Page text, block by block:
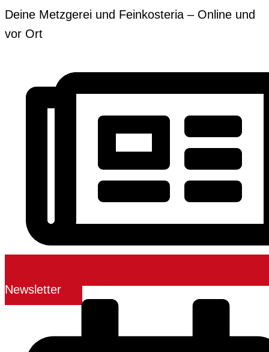
Zum
Inhalt
Deine Metzgerei und Feinkosteria – Online und
vor Ort
Newsletter
Erforderlich
Erforderlich